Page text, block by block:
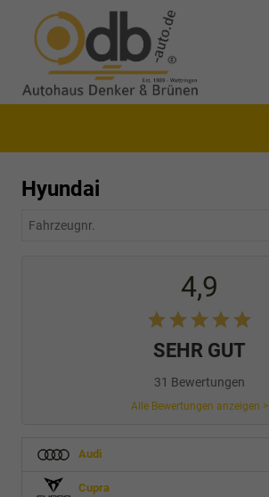
Hyundai
Fahrzeugnr.
4,9
SEHR GUT
31 Bewertungen
Alle Bewertungen anzeigen >
Audi
Cupra